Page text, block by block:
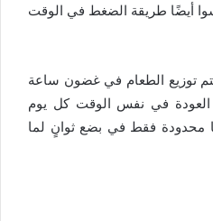
أيضًا طريقة الضغط في الوقت
يتم توزيع الطعام في غضون ساعة
في نفس الوقت كل يوم
محدودة فقط في بضع ثوانٍ لما